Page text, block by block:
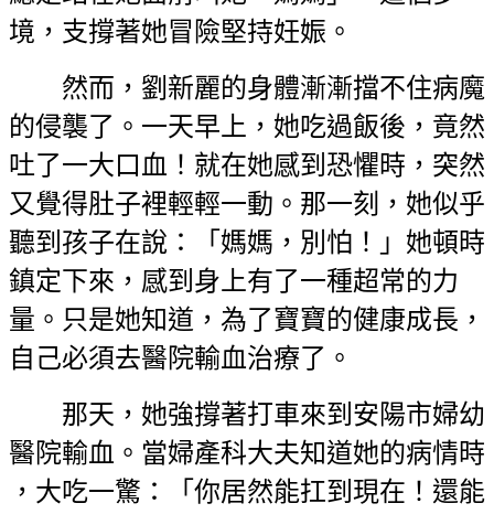
境，支撐著她冒險堅持妊娠。
然而，劉新麗的身體漸漸擋不住病魔
的侵襲了。一天早上，她吃過飯後，竟然
吐了一大口血！就在她感到恐懼時，突然
又覺得肚子裡輕輕一動。那一刻，她似乎
聽到孩子在說：「媽媽，別怕！」她頓時
鎮定下來，感到身上有了一種超常的力
量。只是她知道，為了寶寶的健康成長，
自己必須去醫院輸血治療了。
那天，她強撐著打車來到安陽市婦幼
醫院輸血。當婦產科大夫知道她的病情時
，大吃一驚：「你居然能扛到現在！還能